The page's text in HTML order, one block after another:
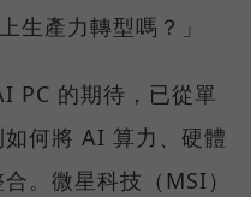
生產力轉型嗎？」
PC 的期待，已從單
何將 AI 算力、硬體
。微星科技（MSI）